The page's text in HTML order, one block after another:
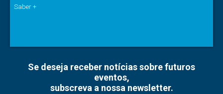
Saber +
Se deseja receber notícias sobre futuros
eventos,
subscreva a nossa newsletter.